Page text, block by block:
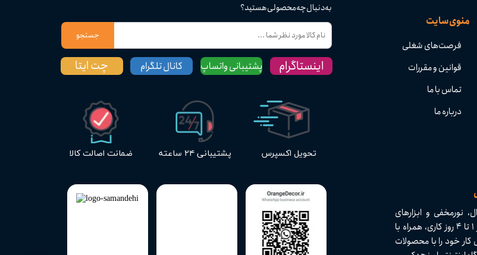
تحویل اکسپرس پشتیبانی ۲۴ ساعته ضمانت اصالت کالا
منوی سایت
فرصت‌های شغلی
قوانین و مقررات
تماس با ما
درباره ما
به دنبال چه محصولی هستید؟
جستجو
نورمخفی و ابزارهای
دکوراسیون داخلی با کیفیت بالا و تنوع بی‌نظیر. ارسال سریع به سراسر ایران در ۱ تا ۴ روز کاری، همراه با
خود را با محصولات
پشتیبانی واتساپ چت ایتا کانال تلگرام اینستاگرام